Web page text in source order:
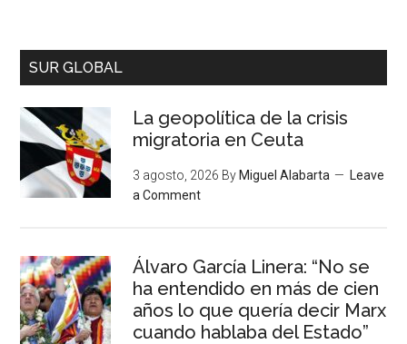
SUR GLOBAL
La geopolítica de la crisis
migratoria en Ceuta
3 agosto, 2026 By Miguel Alabarta
Leave
a Comment
Álvaro García Linera: “No se
ha entendido en más de cien
años lo que quería decir Marx
cuando hablaba del Estado”